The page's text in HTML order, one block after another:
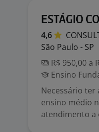
ESTÁGIO
4,6
São Paulo - SP
R$ 950,00 a
Ensino
Necessário ter
ensino médio
atendimento a